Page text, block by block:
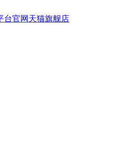
台官网天猫旗舰店